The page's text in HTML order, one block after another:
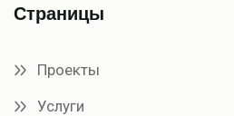
Страницы
Проекты
Услуги